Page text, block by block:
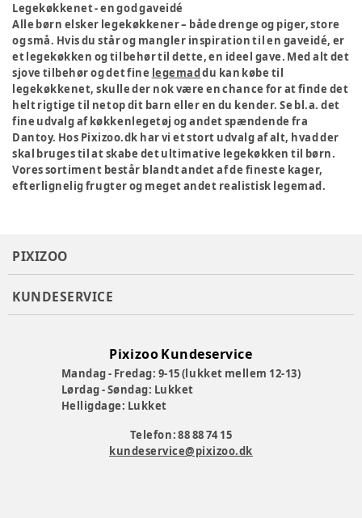
Legekøkkenet - en god gaveidé
Alle børn elsker legekøkkener – både drenge og piger, store
og små. Hvis du står og mangler inspiration til en gaveidé, er
et legekøkken og tilbehør til dette, en ideel gave. Med alt det
sjove tilbehør og det fine legemaddu kan købe til
legekøkkenet, skulle der nok være en chance for at finde det
helt rigtige til netop dit barn eller en du kender. Se bl.a. det
fine udvalg af køkkenlegetøj og andet spændende fra
Dantoy. Hos Pixizoo.dk har vi et stort udvalg af alt, hvad der
skal bruges til at skabe det ultimative legekøkken til børn.
Vores sortiment består blandt andet af de fineste kager,
efterlignelig frugter og meget andet realistisk legemad.
PIXIZOO
KUNDESERVICE
Pixizoo Kundeservice
Mandag - Fredag: 9-15 (lukket mellem 12-13)
Lørdag - Søndag: Lukket
Helligdage: Lukket
Telefon: 88 88 74 15
kundeservice@pixizoo.dk